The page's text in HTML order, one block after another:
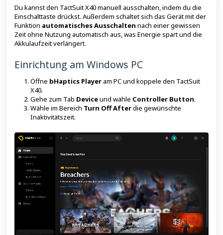
Du kannst den TactSuit X40 manuell ausschalten, indem du die
Einschalttaste drückst. Außerdem schaltet sich das Gerät mit der
Funktion automatisches Ausschalten nach einer gewissen
Zeit ohne Nutzung automatisch aus, was Energie spart und die
Akkulaufzeit verlängert.
Einrichtung am Windows PC
Öffne bHaptics Player am PC und koppele den TactSuit
X40.
Gehe zum Tab Deviceund wähle Controller Button.
Wähle im Bereich Turn Off Afterdie gewünschte
Inaktivitätszeit.